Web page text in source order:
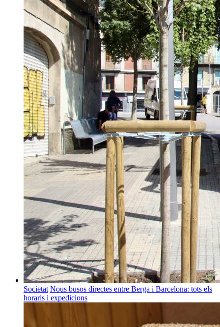
Societat Nous busos directes entre Berga i Barcelona: tots els
horaris i expedicions